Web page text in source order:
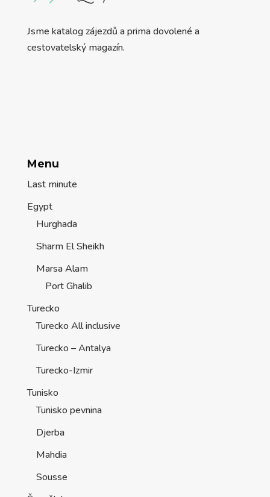
Jsme katalog zájezdů a prima dovolené a
cestovatelský magazín.
Menu
Last minute
Egypt
Hurghada
Sharm El Sheikh
Marsa Alam
Port Ghalib
Turecko
Turecko All inclusive
Turecko – Antalya
Turecko-Izmir
Tunisko
Tunisko pevnina
Djerba
Mahdia
Sousse